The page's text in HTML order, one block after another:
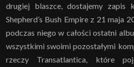
drugiej blaszce, dostajemy zapis
Shepherd’s Bush Empire z 21 maja
podczas niego w całości ostatni
wszystkimi swoimi pozostałymi
rzeczy Transatlantica, które